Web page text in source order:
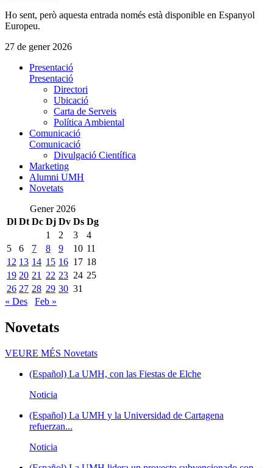
Ho sent, però aquesta entrada només està disponible en Espanyol
Europeu.
27 de gener 2026
Presentació
Presentació
Directori
Ubicació
Carta de Serveis
Política Ambiental
Comunicació
Comunicació
Divulgació Científica
Marketing
Alumni UMH
Novetats
Gener 2026
Dl Dt Dc Dj Dv Ds Dg
1
2 3
4
5
6 7 8 9 10 11
12 13 14 15 16 17 18
19 20 21 22 23 24 25
26 27 28 29 30 31
« Des
Feb »
Novetats
VEURE MÉS Novetats
(Español) La UMH, con las Fiestas de Elche
Noticia
(Español) La UMH y la Universidad de Cartagena
refuerzan...
Noticia